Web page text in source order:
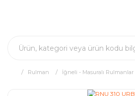
Rulman İğneli - Masuralı Rulmanlar